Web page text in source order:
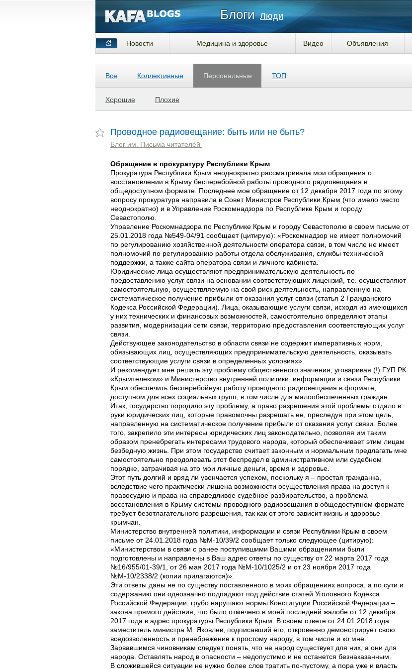
Блоги Люди
Новости Медицина и здоровье Видео Объявления
Все Коллективные Персональные
Хорошие Плохие
ТОП
Проводное радиовещание: быть или не быть?
Блог им. Письма читателей
Обращение в прокуратуру Республики Крым
Прокуратура Республики Крым неоднократно рассматривала мои обращения о
восстановлении в Крыму бесперебойной работы проводного радиовещания в
общедоступном формате. Последнее мое обращение от 12 декабря 2017 года по этому
вопросу прокуратура направила в Совет Министров Республики Крым (что имело место
неоднократно) и в Управление Роскомнадзора по Республике Крым и городу
Севастополю.
Управление Роскомнадзора по Республике Крым и городу Севастополю в своем письме от
25.01.2018 года №549-04/91 сообщает (цитирую): «Роскомнадзор не имеет полномочий
по регулированию хозяйственной деятельности оператора связи, в том числе не имеет
полномочий по регулированию работы отдела обслуживания, службы технической
поддержки, а также сайта оператора связи и личного кабинета.
Юридические лица осуществляют предпринимательскую деятельность по
предоставлению услуг связи на основании соответствующих лицензий, т.е. осуществляют
самостоятельную, осуществляемую на свой риск деятельность, направленную на
систематическое получение прибыли от оказания услуг связи (статья 2 Гражданского
Кодекса Российской Федерации). Лица, оказывающие услуги связи, исходя из имеющихся
у них технических и финансовых возможностей, самостоятельно определяют этапы
развития, модернизации сети связи, территорию предоставления соответствующих услуг
связи.
Действующее законодательство в области связи не содержит императивных норм,
обязывающих лиц, осуществляющих предпринимательскую деятельность, оказывать
соответствующие услуги связи в определенных условиях».
И рекомендует мне решать эту проблему общественного значения, уговаривая (!) ГУП РК
«Крымтелеком» и Министерство внутренней политики, информации и связи Республики
Крым обеспечить бесперебойную работу проводного радиовещания в формате,
доступном для всех социальных групп, в том числе для малообеспеченных граждан.
Итак, государство породило эту проблему, а право разрешения этой проблемы отдало в
руки юридических лиц, которые правомочны разрешать ее, преследуя при этом цель,
направленную на систематическое получение прибыли от оказания услуг связи. Более
того, закрепило эти интересы юридических лиц законодательно, позволяя им таким
образом пренебрегать интересами трудового народа, который обеспечивает этим лицам
безбедную жизнь. При этом государство считает законным и нормальным предлагать мне
самостоятельно преодолевать этот беспредел в административном или судебном
порядке, затрачивая на это мои личные деньги, время и здоровье.
Этот путь долгий и вряд ли увенчается успехом, поскольку я – простая гражданка,
вследствие чего практически лишена возможности осуществления права на доступ к
правосудию и права на справедливое судебное разбирательство, а проблема
восстановления в Крыму системы проводного радиовещания в общедоступном формате
требует безотлагательного разрешения, так как от этого зависит жизнь и здоровье
крымчан.
Министерство внутренней политики, информации и связи Республики Крым в своем
письме от 24.01.2018 года №М-10/39/2 сообщает только следующее (цитирую):
«Министерством в связи с ранее поступившими Вашими обращениями были
подготовлены и направлены в Ваш адрес ответы по существу от 22 марта 2017 года
№16/955/01-39/1, от 26 мая 2017 года №М-10/1025/2 и от 23 ноября 2017 года
№М-10/2338/2 (копии прилагаются)».
Эти ответы даны не по существу поставленного в моих обращениях вопроса, а по сути и
содержанию они однозначно подпадают под действие статей Уголовного Кодекса
Российской Федерации, грубо нарушают нормы Конституции Российской Федерации –
закона прямого действия, что было отмечено в моей последней жалобе от 12 декабря
2017 года в адрес прокуратуры Республики Крым. В своем ответе от 24.01.2018 года
заместитель министра М. Яковлев, подписавший его, откровенно демонстрирует свою
вседозволенность и пренебрежение к простому народу, в том числе и ко мне.
Зарвавшимся чиновникам следует понять, что не народ существует для них, а они для
народа. Оставлять народ в опасности – недопустимо и не останется безнаказанным.
В сложившейся ситуации не нужно более слов тратить по-пустому, а пора уже и власть